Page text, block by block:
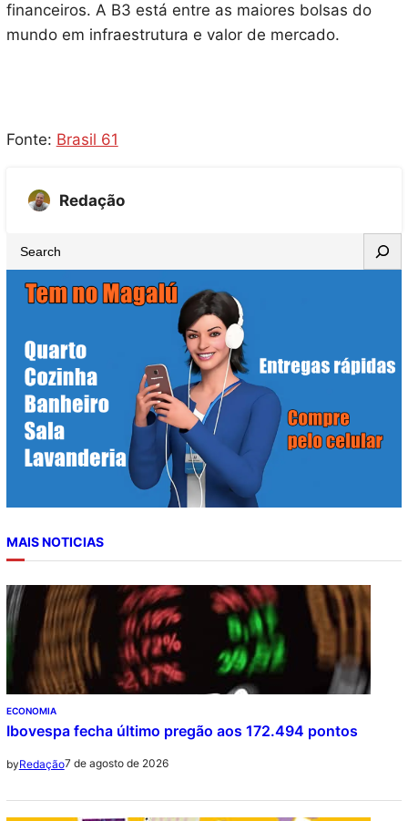
financeiros. A B3 está entre as maiores bolsas do
mundo em infraestrutura e valor de mercado.
Fonte: Brasil 61
Redação
e
MAIS NOTICIAS
ECONOMIA
Ibovespa fecha último pregão aos 172.494 pontos
byRedação7 de agosto de 2026